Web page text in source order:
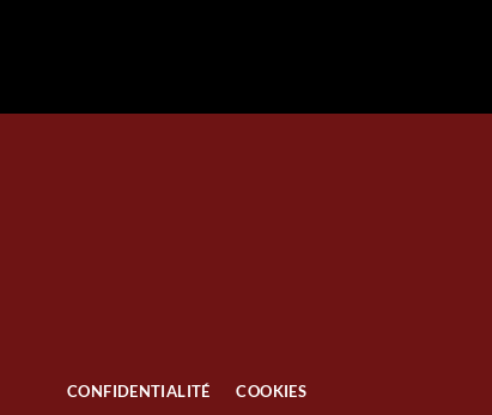
CONFIDENTIALITÉ COOKIES